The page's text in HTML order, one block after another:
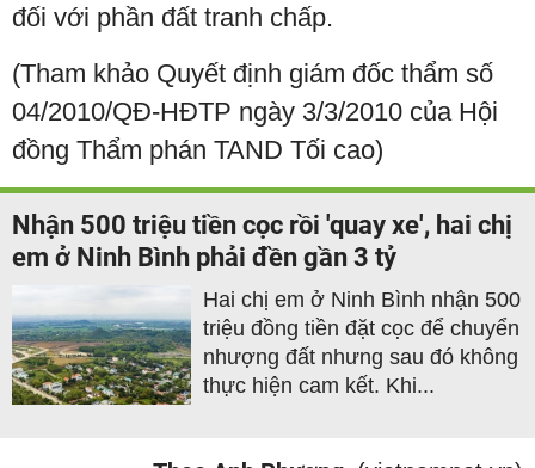
đối với phần đất tranh chấp.
(Tham khảo Quyết định giám đốc thẩm số
04/2010/QĐ-HĐTP ngày 3/3/2010 của Hội
đồng Thẩm phán TAND Tối cao)
Nhận 500 triệu tiền cọc rồi 'quay xe', hai chị
em ở Ninh Bình phải đền gần 3 tỷ
Hai chị em ở Ninh Bình nhận 500
triệu đồng tiền đặt cọc để chuyển
nhượng đất nhưng sau đó không
thực hiện cam kết. Khi...